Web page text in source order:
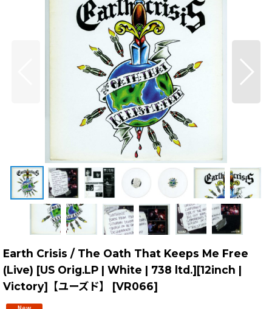
Earth Crisis / The Oath That Keeps Me Free
(Live) [US Orig.LP | White | 738 ltd.][12inch |
Victory]【ユーズド】
[VR066]